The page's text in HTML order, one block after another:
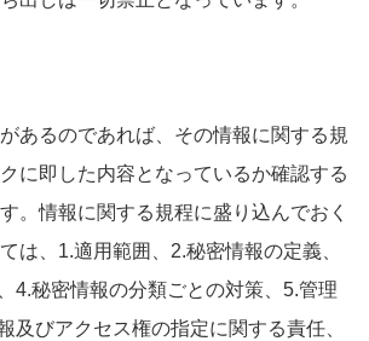
あるのであれば、その情報に関する規
に即した内容となっているか確認する
。情報に関する規程に盛り込んでおく
は、1.適用範囲、2.秘密情報の定義、
4.秘密情報の分類ごとの対策、5.管理
及びアクセス権の指定に関する責任、